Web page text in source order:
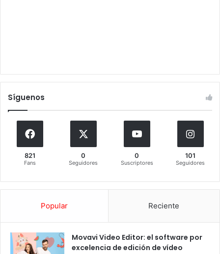
Síguenos
821
Fans
0
Seguidores
0
Suscriptores
101
Seguidores
Popular Reciente
Movavi Video Editor: el software por
excelencia de edición de vídeo